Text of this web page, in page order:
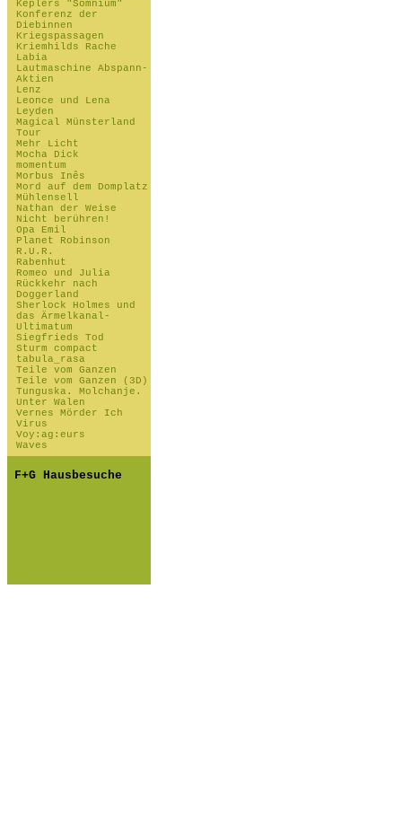
Keplers "Somnium"
Konferenz der
Diebinnen
Kriegspassagen
Kriemhilds Rache
Labia
Lautmaschine Abspann-
Aktien
Lenz
Leonce und Lena
Leyden
Magical Münsterland
Tour
Mehr Licht
Mocha Dick
momentum
Morbus Inês
Mord auf dem Domplatz
Mühlensell
Nathan der Weise
Nicht berühren!
Opa Emil
Planet Robinson
R.U.R.
Rabenhut
Romeo und Julia
Rückkehr nach
Doggerland
Sherlock Holmes und
das Ärmelkanal-
Ultimatum
Siegfrieds Tod
Sturm compact
tabula_rasa
Teile vom Ganzen
Teile vom Ganzen (3D)
Tunguska. Molchanje.
Unter Walen
Vernes Mörder Ich
Virus
Voy:ag:eurs
Waves
F+G Hausbesuche